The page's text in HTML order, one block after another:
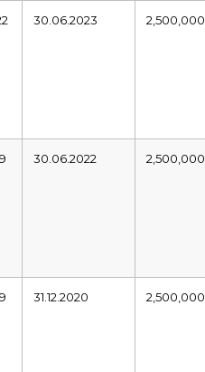
30.06.2023 2,500,000
30.06.2022 2,500,000
31.12.2020 2,500,000